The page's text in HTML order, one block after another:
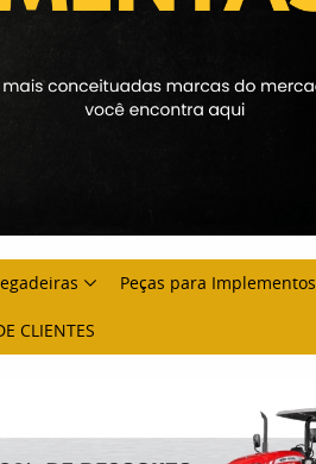
Peças para Implementos
CLIENTES